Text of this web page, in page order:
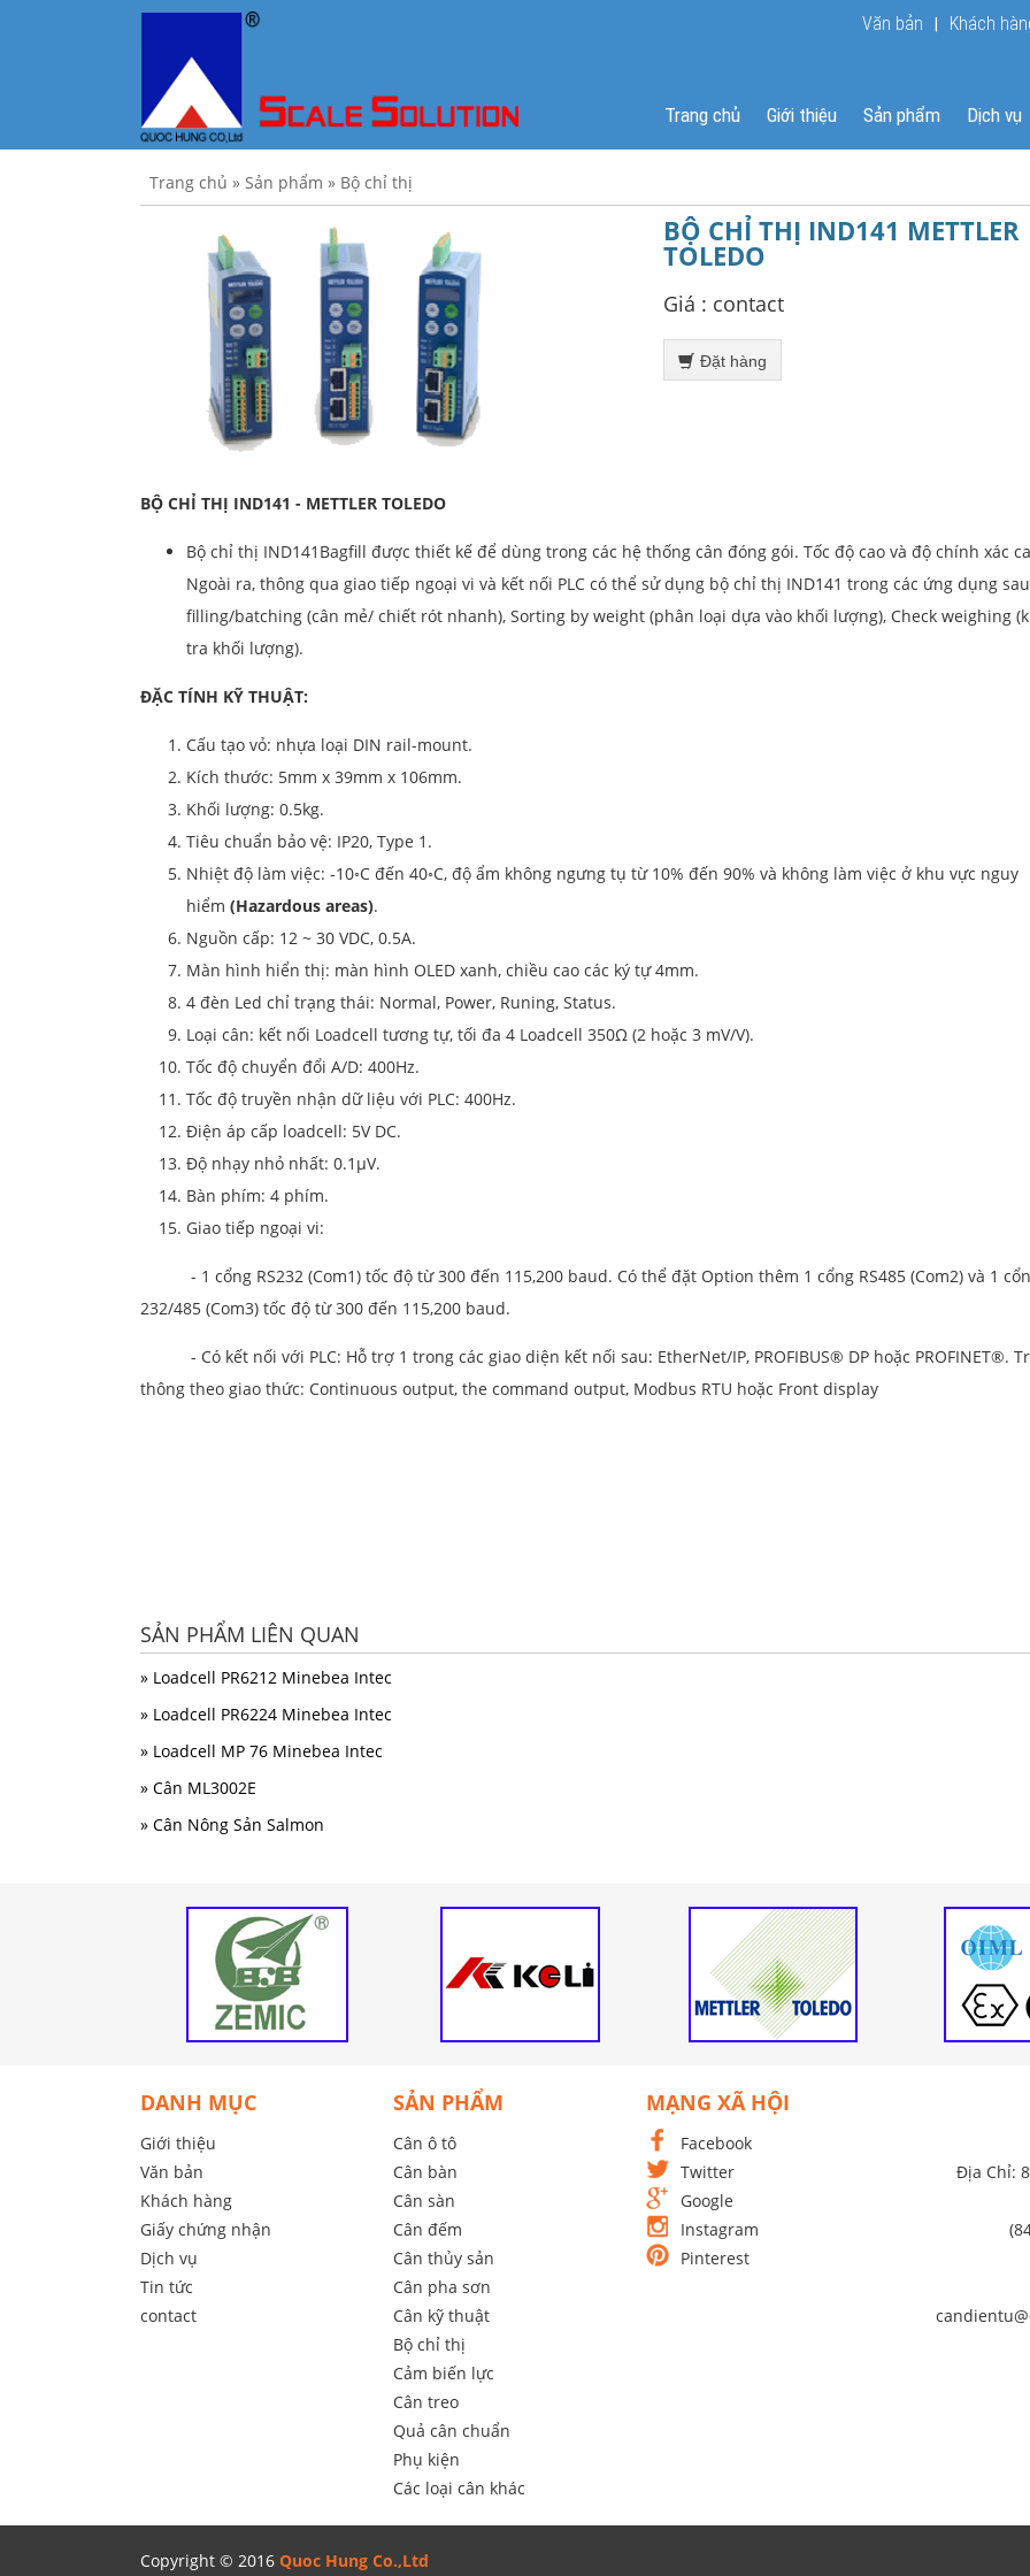
Văn bản Khách
Trang chủ Giới thiệu Sản phẩm Dịch vụ
Trang chủ » Sản phẩm » Bộ chỉ thị
BỘ CHỈ THỊ IND141 METTLER
TOLEDO
Giá : contact
Đặt hàng
BỘ CHỈ THỊ IND141 - METTLER TOLEDO
Bộ chỉ thị IND141Bagfill được thiết kế để dùng trong các hệ thống cân đóng gói. Tốc độ cao và độ chính xác
Ngoài ra, thông qua giao tiếp ngoại vi và kết nối PLC có thể sử dụng bộ chỉ thị IND141 trong các ứng dụng
filling/batching (cân mẻ/ chiết rót nhanh), Sorting by weight (phân loại dựa vào khối lượng), Check weighing
tra khối lượng).
ĐẶC TÍNH KỸ THUẬT:
Cấu tạo vỏ: nhựa loại DIN rail-mount.
Kích thước: 5mm x 39mm x 106mm.
Khối lượng: 0.5kg.
Tiêu chuẩn bảo vệ: IP20, Type 1.
Nhiệt độ làm việc: -10◦C đến 40◦C, độ ẩm không ngưng tụ từ 10% đến 90% và không làm việc ở khu vực nguy
hiểm (Hazardous areas).
Nguồn cấp: 12 ~ 30 VDC, 0.5A.
Màn hình hiển thị: màn hình OLED xanh, chiều cao các ký tự 4mm.
4 đèn Led chỉ trạng thái: Normal, Power, Runing, Status.
Loại cân: kết nối Loadcell tương tự, tối đa 4 Loadcell 350Ω (2 hoặc 3 mV/V).
Tốc độ chuyển đổi A/D: 400Hz.
Tốc độ truyền nhận dữ liệu với PLC: 400Hz.
Điện áp cấp loadcell: 5V DC.
Độ nhạy nhỏ nhất: 0.1µV.
Bàn phím: 4 phím.
Giao tiếp ngoại vi:
- 1 cổng RS232 (Com1) tốc độ từ 300 đến 115,200 baud. Có thể đặt Option thêm 1 cổng RS485 (Com2) và 1
232/485 (Com3) tốc độ từ 300 đến 115,200 baud.
- Có kết nối với PLC: Hỗ trợ 1 trong các giao diện kết nối sau: EtherNet/IP, PROFIBUS® DP hoặc PROFINET®.
thông theo giao thức: Continuous output, the command output, Modbus RTU hoặc Front display
SẢN PHẨM LIÊN QUAN
» Loadcell PR6212 Minebea Intec
» Loadcell PR6224 Minebea Intec
» Loadcell MP 76 Minebea Intec
» Cân ML3002E
» Cân Nông Sản Salmon
DANH MỤC
Giới thiệu
Văn bản
Khách hàng
Giấy chứng nhận
Dịch vụ
Tin tức
contact
SẢN PHẨM
Cân ô tô
Cân bàn
Cân sàn
Cân đếm
Cân thủy sản
Cân pha sơn
Cân kỹ thuật
Bộ chỉ thị
Cảm biến lực
Cân treo
Quả cân chuẩn
Phụ kiện
Các loại cân khác
MẠNG XÃ HỘI
Facebook
Twitter
Google
Instagram
Pinterest
Địa Chỉ:
Copyright © 2016 Quoc Hung Co.,Ltd